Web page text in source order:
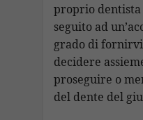
proprio
seguito ad
grado di
decidere
proseguire o
del dente del